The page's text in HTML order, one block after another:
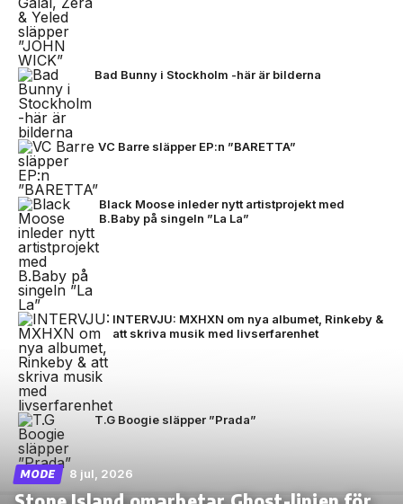
Bad Bunny i Stockholm -här är bilderna
VC Barre släpper EP:n ”BARETTA”
Black Moose inleder nytt artistprojekt med
B.Baby på singeln ”La La”
INTERVJU: MXHXN om nya albumet, Rinkeby &
att skriva musik med livserfarenhet
T.G Boogie släpper ”Prada”
MODE 8 jul, 2026